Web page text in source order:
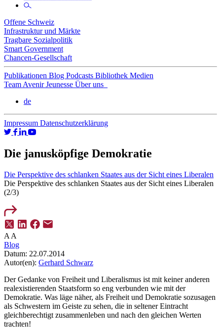
Offene Schweiz
Infrastruktur und Märkte
Tragbare Sozialpolitik
Smart Government
Chancen-Gesellschaft
Publikationen Blog Podcasts Bibliothek Medien
Team Avenir Jeunesse Über uns
de
Impressum Datenschutzerklärung
Die janusköpfige Demokratie
Die Perspektive des schlanken Staates aus der Sicht eines Liberalen
Die Perspektive des schlanken Staates aus der Sicht eines Liberalen
(2/3)
A A
Blog
Datum: 22.07.2014
Autor(en): Gerhard Schwarz
Der Gedanke von Freiheit und Liberalismus ist mit keiner anderen
realexistierenden Staatsform so eng verbunden wie mit der
Demokratie. Was läge näher, als Freiheit und Demokratie sozusagen
als Schwestern im Geiste zu sehen, die in seltener Eintracht
gleichberechtigt zusammenleben und nach den gleichen Werten
trachten!